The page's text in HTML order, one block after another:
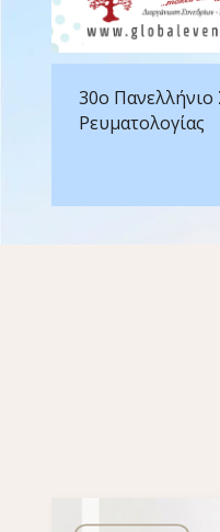
30ο Πανελλήνιο
Ρευματολογίας